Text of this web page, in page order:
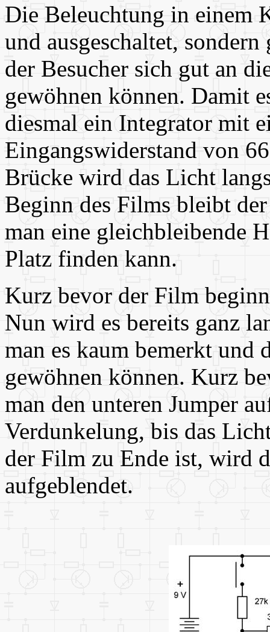
Die Beleuchtung in einem
und ausgeschaltet,
der Besucher sich gut an
gewöhnen können. Damit
diesmal ein Integrator mit
Eingangswiderstand von
Brücke wird das Licht
Beginn des Films bleibt
man eine gleichbleibende
Platz finden kann.
Kurz bevor der Film
Nun wird es bereits ganz
man es kaum bemerkt und
gewöhnen können. Kurz
man den unteren Jumper
Verdunkelung, bis das
der Film zu Ende ist, wird
aufgeblendet.